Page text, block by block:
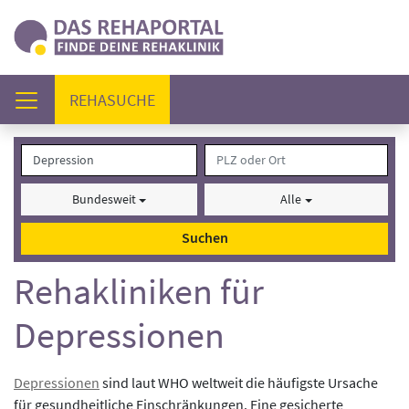
REHASUCHE(AKTUELL)
Bundesweit Alle
Suchen
Rehakliniken für
Depressionen
Depressionen sind laut WHO weltweit die häufigste Ursache
für gesundheitliche Einschränkungen. Eine gesicherte